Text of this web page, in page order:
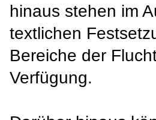
hinaus stehen im
textlichen
Bereiche der
Verfügung.